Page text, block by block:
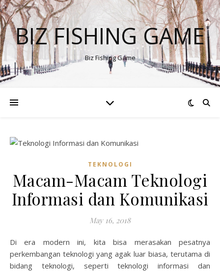
BIZ FISHING GAME
Biz Fishing Game
TEKNOLOGI
Macam-Macam Teknologi
Informasi dan Komunikasi
May 16, 2018
Di era modern ini, kita bisa merasakan pesatnya
perkembangan teknologi yang agak luar biasa, terutama di
bidang teknologi, seperti teknologi informasi dan